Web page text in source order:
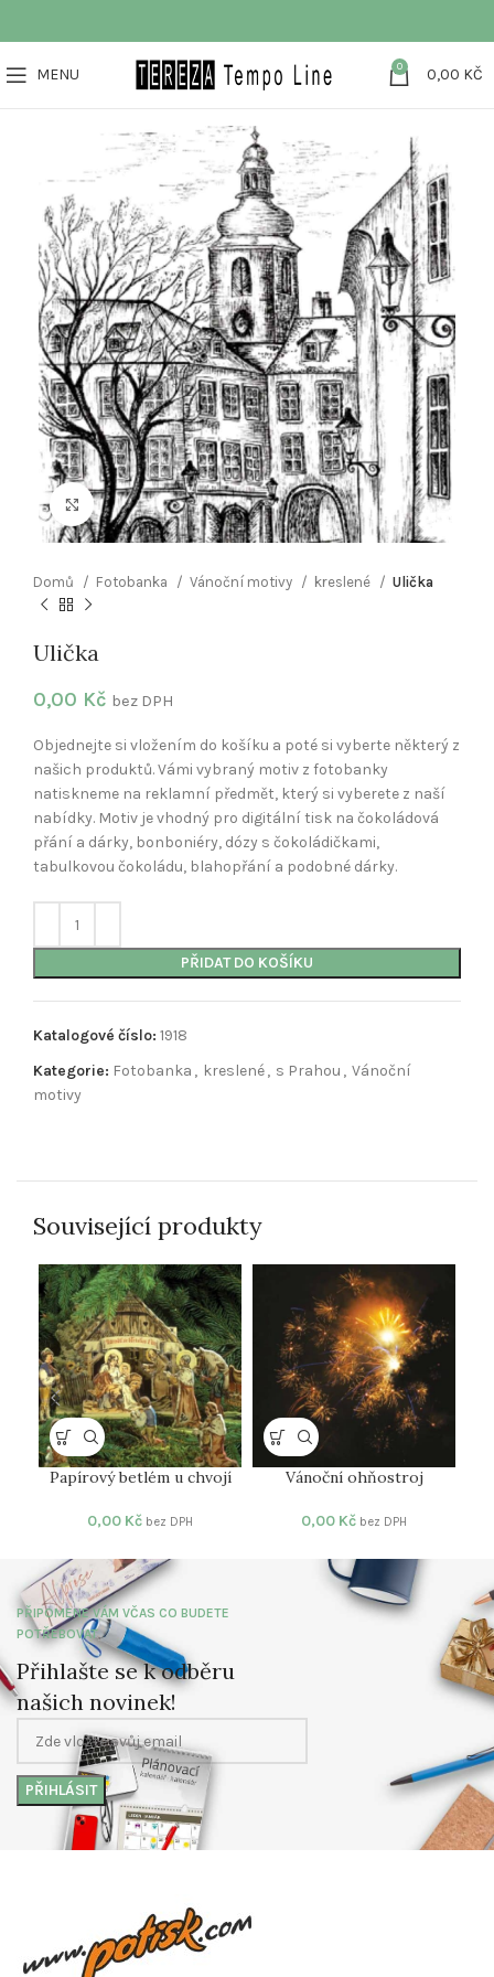
MENU 0 0,00 KČ
Klikněte pro zvětšení
Domů Fotobanka Vánoční motivy kreslené Ulička
Ulička
0,00 Kč bez DPH
Objednejte si vložením do košíku a poté si vyberte některý z
našich produktů. Vámi vybraný motiv z fotobanky
natiskneme na reklamní předmět, který si vyberete z naší
nabídky. Motiv je vhodný pro digitální tisk na čokoládová
přání a dárky, bonboniéry, dózy s čokoládičkami,
tabulkovou čokoládu, blahopřání a podobné dárky.
PŘIDAT DO KOŠÍKU
Katalogové číslo: 1918
Kategorie: Fotobanka , kreslené, s Prahou , Vánoční
motivy
Související produkty
Papírový betlém u chvojí
0,00 Kč bez DPH
Vánoční ohňostroj
0,00 Kč bez DPH
PŘIPOMENE VÁM VČAS CO BUDETE
POTŘEBOVAT
Přihlašte se k odběru
našich novinek!